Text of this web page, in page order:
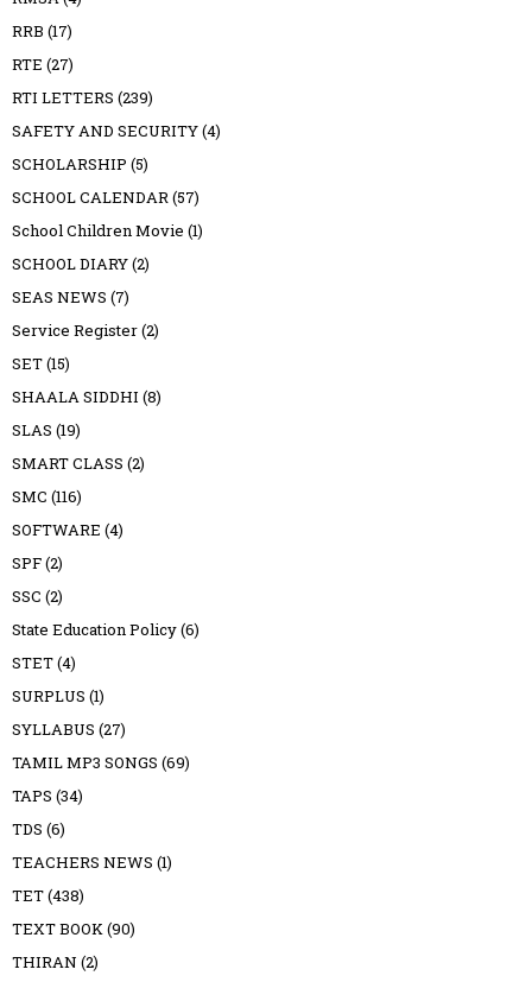
RRB (17)
RTE (27)
RTI LETTERS (239)
SAFETY AND SECURITY(4)
SCHOLARSHIP (5)
SCHOOL CALENDAR(57)
School Children Movie (1)
SCHOOL DIARY(2)
SEAS NEWS (7)
Service Register(2)
SET(15)
SHAALA SIDDHI (8)
SLAS (19)
SMART CLASS (2)
SMC (116)
SOFTWARE (4)
SPF(2)
SSC (2)
State Education Policy(6)
STET(4)
SURPLUS (1)
SYLLABUS (27)
TAMIL MP3 SONGS (69)
TAPS (34)
TDS (6)
TEACHERS NEWS (1)
TET(438)
TEXT BOOK(90)
THIRAN (2)